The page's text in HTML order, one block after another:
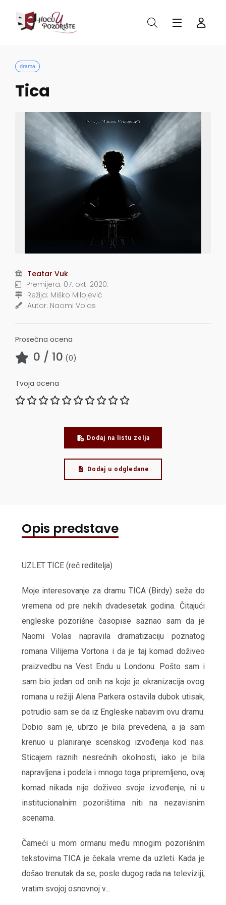
drama
Tica
Teatar Vuk
Premijera: 07. okt. 2020.
Režija: Miško Milojević
Autor: Naomi Volas
Prosečna ocena
0 / 10 (0)
Tvoja ocena
Dodaj na listu zelja
Dodaj u odgledane
Opis predstave
UZLET TICE (reč reditelja)
Moje interesovanje za dramu TICA (Birdy) seže do
vremena od pre nekih dvadesetak godina. Čitajući
engleske pozorišne časopise saznao sam da je
Naomi Volas napravila dramatizaciju poznatog
romana Vilijema Vortona i da je taj komad doživeo
praizvedbu na Vest Endu u Londonu. Pošto sam i
sam bio jedan od onih na koje je ekranizacija ovog
romana u režiji Alena Parkera ostavila dubok utisak,
potrudio sam se da iz Engleske nabavim ovu dramu.
Dobio sam je, ubrzo je bila prevedena, a ja sam
krenuo u planiranje scenskog izvođenja kod nas.
Sticajem raznih nesrećnih okolnosti, iako je bila
napravljena i podela i mnogo toga pripremljeno, ovaj
komad nikada nije doživeo svoje izvođenje, ni u
institucionalnim pozorištima niti na nezavisnim
scenama.
Čameći u mom ormanu među mnogim pozorišnim
tekstovima TICA je čekala vreme da uzleti. Kada je
došao trenutak da se, posle dugog rada na televiziji,
vratim svojoj osnovnoj v...